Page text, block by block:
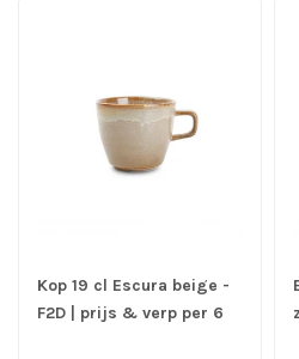
Kop 19 cl Escura beige -
F2D | prijs & verp per 6